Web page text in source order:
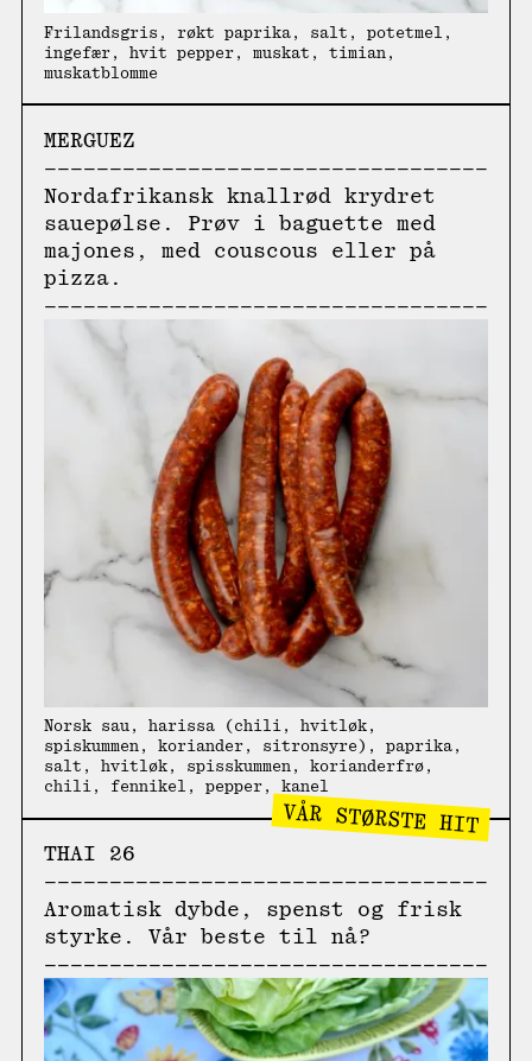
Frilandsgris, røkt paprika, salt, potetmel,
ingefær, hvit pepper, muskat, timian,
muskatblomme
MERGUEZ
Nordafrikansk knallrød krydret
sauepølse. Prøv i baguette med
majones, med couscous eller på
pizza.
Norsk sau, harissa (chili, hvitløk,
spiskummen, koriander, sitronsyre), paprika,
salt, hvitløk, spisskummen, korianderfrø,
chili, fennikel, pepper, kanel
VÅR STØRSTE HIT
THAI 26
Aromatisk dybde, spenst og frisk
styrke. Vår beste til nå?